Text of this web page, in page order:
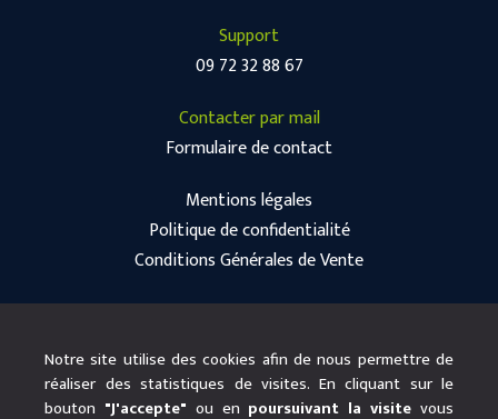
Support
09 72 32 88 67
Contacter par mail
Formulaire de contact
Mentions légales
Politique de confidentialité
Conditions Générales de Vente
Notre site utilise des cookies afin de nous permettre de
réaliser des statistiques de visites. En cliquant sur le
bouton "J'accepte" ou en poursuivant la visite vous